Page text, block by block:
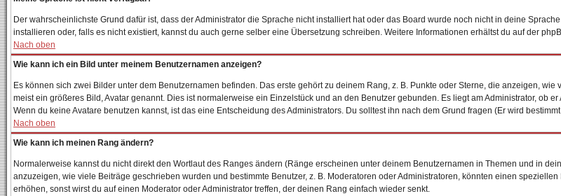
Der wahrscheinlichste Grund dafür ist, dass der Administrator die Sprache nicht installiert hat oder das Board wurde noch nicht in deine
installieren oder, falls es nicht existiert, kannst du auch gerne selber eine Übersetzung schreiben. Weitere Informationen erhältst du auf der
Nach oben
Wie kann ich ein Bild unter meinem Benutzernamen anzeigen?
Es können sich zwei Bilder unter dem Benutzernamen befinden. Das erste gehört zu deinem Rang, z. B. Punkte oder Sterne, die anzeigen,
meist ein größeres Bild, Avatar genannt. Dies ist normalerweise ein Einzelstück und an den Benutzer gebunden. Es liegt am Administrator, ob
Wenn du keine Avatare benutzen kannst, ist das eine Entscheidung des Administrators. Du solltest ihn nach dem Grund fragen (Er wird
Nach oben
Wie kann ich meinen Rang ändern?
Normalerweise kannst du nicht direkt den Wortlaut des Ranges ändern (Ränge erscheinen unter deinem Benutzernamen in Themen und in
anzuzeigen, wie viele Beiträge geschrieben wurden und bestimmte Benutzer, z. B. Moderatoren oder Administratoren, könnten einen
erhöhen, sonst wirst du auf einen Moderator oder Administrator treffen, der deinen Rang einfach wieder senkt.